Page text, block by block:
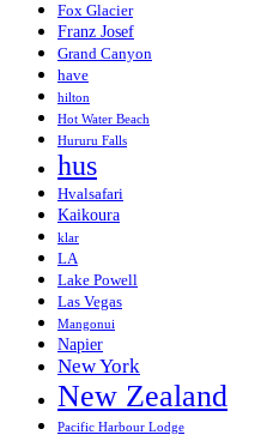
Fox Glacier
Franz Josef
Grand Canyon
have
hilton
Hot Water Beach
Hururu Falls
hus
Hvalsafari
Kaikoura
klar
LA
Lake Powell
Las Vegas
Mangonui
Napier
New York
New Zealand
Pacific Harbour Lodge